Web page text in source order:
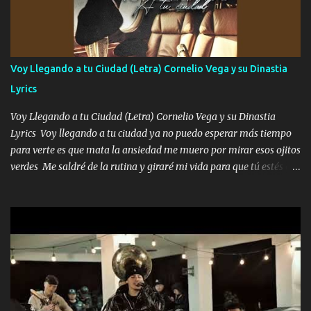
contenta como yo por ti Música Pregúntame qué es lo que me
enamora pa describirte unas cuantas horas también pregunta que
quiero contigo que seas dichosa al estar conmigo Y ya borracho
contéstame la llamada pa dedicarte unas bonitas palabras así
borracho me animo a decirte todo y puedo describirlo mucho que
me encantes Decirte que me siento muy feliz y emocionado por
tenerte aquí espero que quiera...
Voy Llegando a tu Ciudad (Letra) Cornelio Vega y su Dinastia
Lyrics
Voy Llegando a tu Ciudad (Letra) Cornelio Vega y su Dinastia
Lyrics Voy llegando a tu ciudad ya no puedo esperar más tiempo
para verte es que mata la ansiedad me muero por mirar esos ojitos
verdes Me saldré de la rutina y giraré mi vida para que tú estés en
solo yo tendre el candado 🔒 del amor ❤️ Música Mil y un besos
para dar ya estando en tu ciudad no habrá quien lo detenga si las
copas van de más vayamos a un lugar y cerremos las puertas
Entre alcohol y besos se va incrementado el Fuego en esa
habitación ya no mires más el reloj Única por donde vas me curas